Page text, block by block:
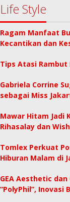
Life Style
Ragam Manfaat
Kecantikan dan
Tips Atasi Rambut
Gabriela Corrine
sebagai Miss
Mawar Hitam Jadi
Rihasalay dan
Tomlex Perkuat
Hiburan Malam di
GEA Aesthetic
“PolyPhil”, Inovasi